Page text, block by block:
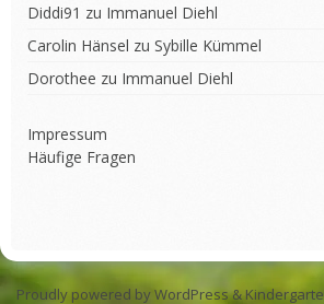
Diddi91 zu Immanuel Diehl
Carolin Hänsel zu Sybille Kümmel
Dorothee zu Immanuel Diehl
Impressum
Häufige Fragen
Proudly powered by WordPress&